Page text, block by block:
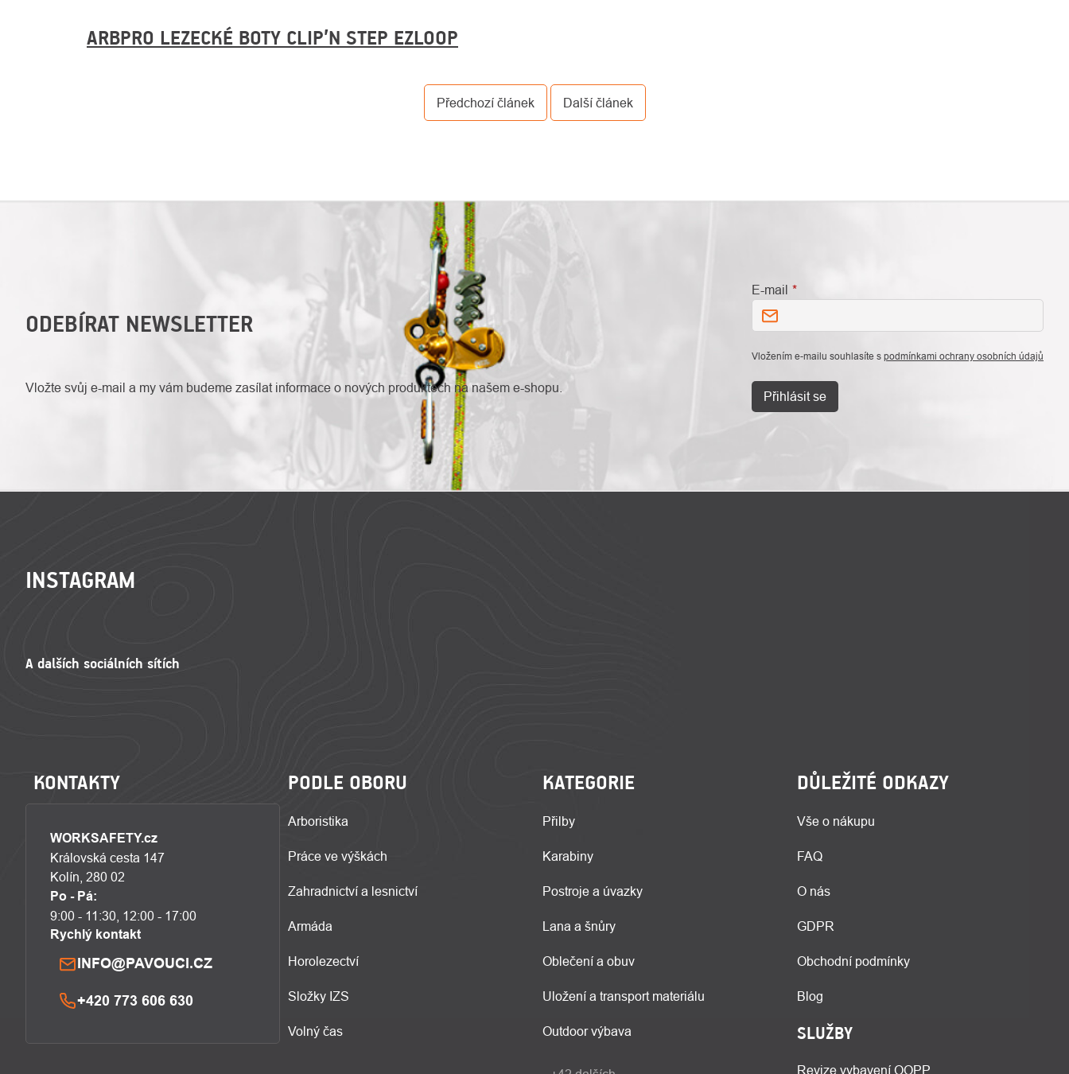
ARBPRO LEZECKÉ BOTY CLIP’N STEP EZLOOP
Předchozí článek Další článek
ODEBÍRAT NEWSLETTER
Vložte svůj e-mail a my vám budeme zasílat informace o nových produktech na našem e-shopu.
E-mail
Vložením e-mailu souhlasíte s podmínkami ochrany osobních údajů
Přihlásit se
INSTAGRAM
KONTAKTY
WORKSAFETY.cz
Královská cesta 147
Kolín, 280 02
Po - Pá:
9:00 - 11:30, 12:00 - 17:00
Rychlý kontakt
INFO@PAVOUCI.CZ
+420 773 606 630
PODLE OBORU
Arboristika
Práce ve výškách
Zahradnictví a lesnictví
Armáda
Horolezectví
Složky IZS
Volný čas
KATEGORIE
Přilby
Karabiny
Postroje a úvazky
Lana a šnůry
Oblečení a obuv
Uložení a transport materiálu
Outdoor výbava
DŮLEŽITÉ ODKAZY
Vše o nákupu
FAQ
O nás
GDPR
Obchodní podmínky
Blog
SLUŽBY
Revize vybavení OOPP